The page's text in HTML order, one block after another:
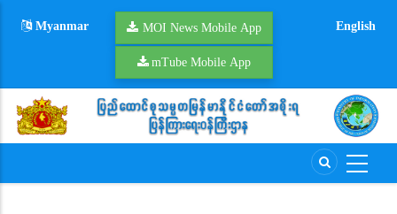
Myanmar MOI News Mobile App
mTube Mobile App
English